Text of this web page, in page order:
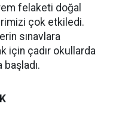
felaketi doğal
çok etkiledi.
sınavlara
için çadır okullarda